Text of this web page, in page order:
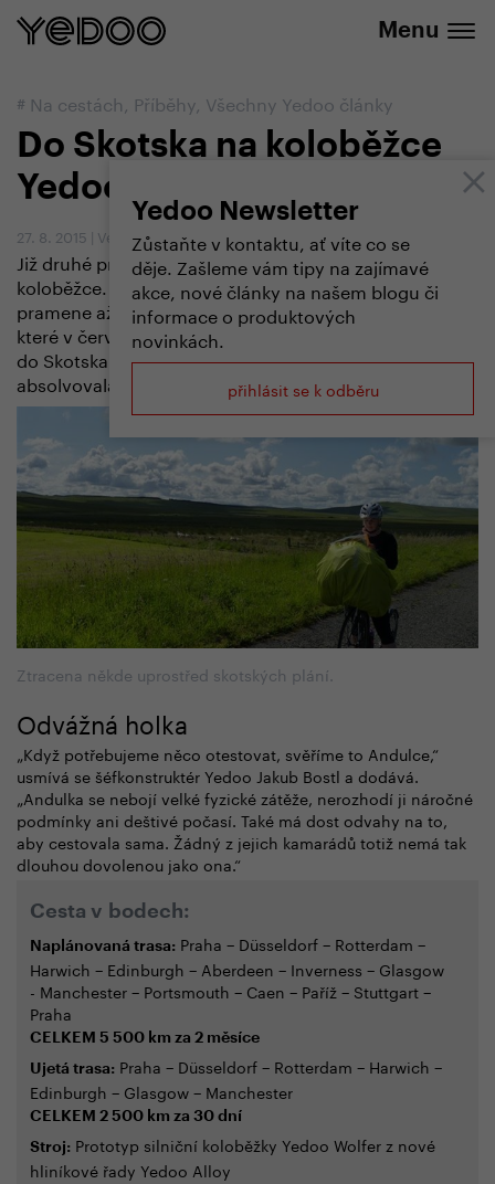
Menu
Yedoo Newsletter
Zůstaňte v kontaktu, ať víte co se
děje. Zašleme vám tipy na zajímavé
akce, nové články na našem blogu či
informace o produktových
novinkách.
přihlásit se k odběru
# Na cestách, Příběhy, Všechny Yedoo články
Do Skotska na koloběžce
Yedoo Wolfer
27. 8. 2015 | Vendula Kosíková
Již druhé prázdniny tráví učitelka Anna Šafářová na
koloběžce. Loni se vydala podél řeky Labe od jeho
pramene až k moři. Letos před tropickými teplotami,
které v červenci zavládly nad střední Evropou, prchla
do Skotska. Obě trasy dlouhé přes 2 500 km
absolvovala na prototypech silniční koloběžky Wolfer.
Ztracena někde uprostřed skotských plání.
Odvážná holka
„Když potřebujeme něco otestovat, svěříme to Andulce,“
usmívá se šéfkonstruktér Yedoo Jakub Bostl a dodává.
„Andulka se nebojí velké fyzické zátěže, nerozhodí ji náročné
podmínky ani deštivé počasí. Také má dost odvahy na to,
aby cestovala sama. Žádný z jejich kamarádů totiž nemá tak
dlouhou dovolenou jako ona.“
Cesta v bodech:
Naplánovaná trasa: Praha − Düsseldorf − Rotterdam −
Harwich − Edinburgh − Aberdeen − Inverness − Glasgow
- Manchester − Portsmouth − Caen − Paříž − Stuttgart −
Praha
CELKEM 5 500 km za 2 měsíce
Ujetá trasa: Praha − Düsseldorf − Rotterdam − Harwich −
Edinburgh − Glasgow − Manchester
CELKEM 2 500 km za 30 dní
Stroj: Prototyp silniční koloběžky Yedoo Wolfer z nové
hliníkové řady Yedoo Alloy